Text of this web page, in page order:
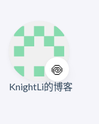
🍥
KnightLi的博客